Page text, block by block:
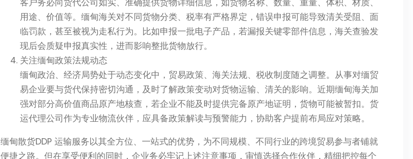
用途、价值等。缅甸海关对不同货物分类、税率有严格界定，错误申报可能导致清关受阻、面
临罚款，甚至被视为走私行为。比如申报一批电子产品，若漏报关键零部件信息，海关查验发
现后会质疑申报真实性，进而影响整批货物放行。
关注缅甸政策法规动态
缅甸政治、经济局势处于动态变化中，贸易政策、海关法规、税收制度随之调整。从事对缅贸
易企业要与货代保持密切沟通，及时了解政策变动对货物运输、清关的影响。近期缅甸海关加
强对部分高价值商品原产地核查，若企业不能及时提供完备原产地证明，货物可能被暂扣。货
运代理公司作为专业物流伙伴，应具备政策解读与预警能力，协助客户提前布局应对策略。
缅甸散货DDP 运输服务以其全方位、一站式的优势，为不同规模、不同行业的跨境贸易参与者铺就
便捷之路。但在享受便利的同时，企业务必牢记上述注意事项，审慎选择合作伙伴，精细把控每个